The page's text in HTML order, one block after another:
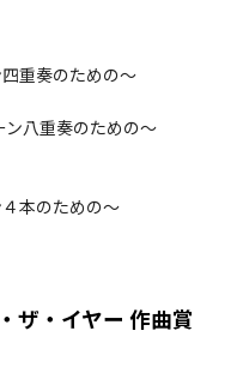
重奏のための～
ン八重奏のための～
本のための～
ザ・イヤー 作曲賞